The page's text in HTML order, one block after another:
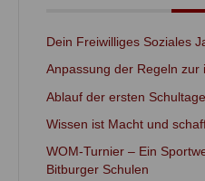
Dein Freiwilliges Soziales
Anpassung der Regeln zur
Ablauf der ersten Schultage
Wissen ist Macht und
WOM-Turnier – Ein
Bitburger Schulen